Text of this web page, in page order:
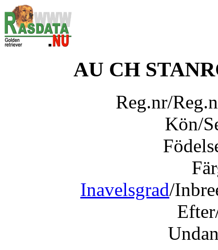
AU CH
Reg.nr/
Kön/
Inavelsgrad/